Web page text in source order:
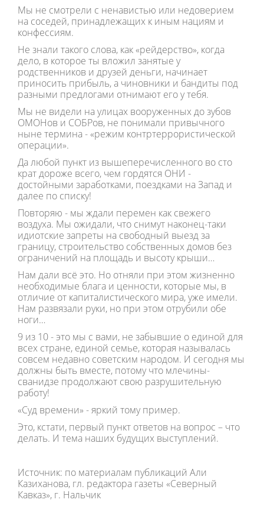
Мы не смотрели с ненавистью или недоверием
на соседей, принадлежащих к иным нациям и
конфессиям.
Не знали такого слова, как «рейдерство», когда
дело, в которое ты вложил занятые у
родственников и друзей деньги, начинает
приносить прибыль, а чиновники и бандиты под
разными предлогами отнимают его у тебя.
Мы не видели на улицах вооруженных до зубов
ОМОНов и СОБРов, не понимали привычного
ныне термина - «режим контртеррористической
операции».
Да любой пункт из вышеперечисленного во сто
крат дороже всего, чем гордятся ОНИ -
достойными заработками, поездками на Запад и
далее по списку!
Повторяю - мы ждали перемен как свежего
воздуха. Мы ожидали, что снимут наконец-таки
идиотские запреты на свободный выезд за
границу, строительство собственных домов без
ограничений на площадь и высоту крыши…
Нам дали всё это. Но отняли при этом жизненно
необходимые блага и ценности, которые мы, в
отличие от капиталистического мира, уже имели.
Нам развязали руки, но при этом отрубили обе
ноги…
9 из 10 - это мы с вами, не забывшие о единой для
всех стране, единой семье, которая называлась
совсем недавно советским народом. И сегодня мы
должны быть вместе, потому что млечины-
сванидзе продолжают свою разрушительную
работу!
«Суд времени» - яркий тому пример.
Это, кстати, первый пункт ответов на вопрос – что
делать. И тема наших будущих выступлений.
Источник: по материалам публикаций Али
Казиханова, гл. редактора газеты «Северный
Кавказ», г. Нальчик